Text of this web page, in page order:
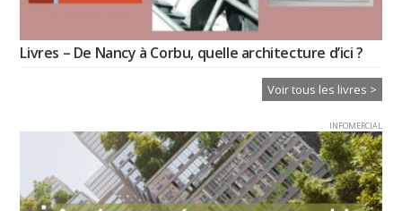
Livres – De Nancy à Corbu, quelle architecture d’ici ?
Voir tous les livres >
INFOMERCIAL